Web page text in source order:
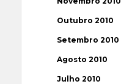
Outubro 2010
Setembro 2010
Agosto 2010
Julho 2010